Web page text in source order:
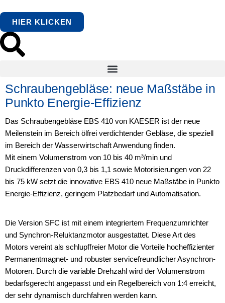
HIER KLICKEN
Schraubengebläse: neue Maßstäbe in
Punkto Energie-Effizienz
Das Schraubengebläse EBS 410 von KAESER ist der neue
Meilenstein im Bereich ölfrei verdichtender Gebläse, die speziell
im Bereich der Wasserwirtschaft Anwendung finden.
Mit einem Volumenstrom von 10 bis 40 m³/min und
Druckdifferenzen von 0,3 bis 1,1 sowie Motorisierungen von 22
bis 75 kW setzt die innovative EBS 410 neue Maßstäbe in Punkto
Energie-Effizienz, geringem Platzbedarf und Automatisation.
Die Version SFC ist mit einem integriertem Frequenzumrichter
und Synchron-Reluktanzmotor ausgestattet. Diese Art des
Motors vereint als schlupffreier Motor die Vorteile hocheffizienter
Permanentmagnet- und robuster servicefreundlicher Asynchron-
Motoren. Durch die variable Drehzahl wird der Volumenstrom
bedarfsgerecht angepasst und ein Regelbereich von 1:4 erreicht,
der sehr dynamisch durchfahren werden kann.